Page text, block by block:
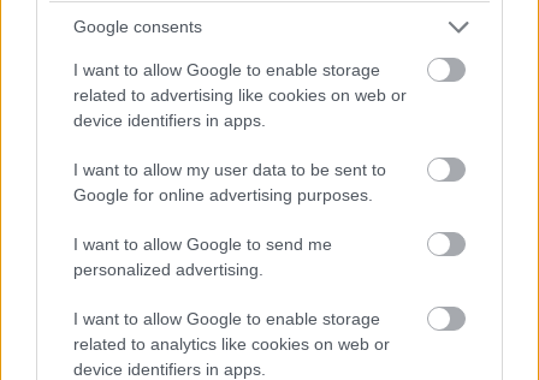
Google consents
I want to allow Google to enable storage
related to advertising like cookies on web or
device identifiers in apps.
I want to allow my user data to be sent to
Google for online advertising purposes.
I want to allow Google to send me
personalized advertising.
I want to allow Google to enable storage
related to analytics like cookies on web or
device identifiers in apps.
Ahogy fentebb is írtam, ez a film nem (elsősorban) az
ambícióiba bukott bele (azt két évvel korábban
csodálatos Pókember 2.már megtette lényegesen
szimpatikusabban), hanem a nagyravágyásába, hogy
görcsösen igyekszik fontosabbnak tűnni, mint ami,
szolgál és be kíván inteni a konkurenciának. És ezek
mindegyikében kudarcot vall. Van amelyikben nem
ordenáré, vagy bántó módon, az első fele még akár
működőképes is lehetett volna, azonban a fináléra
jóformán sikerült lenullázni mindazt, amit felépítettek.